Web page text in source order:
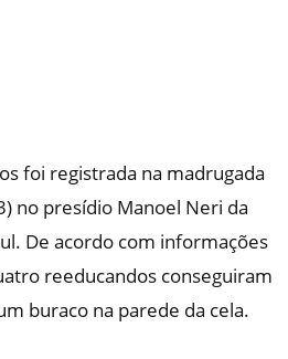
foi registrada na madrugada
no presídio Manoel Neri da
De acordo com informações
reeducandos conseguiram
buraco na parede da cela.